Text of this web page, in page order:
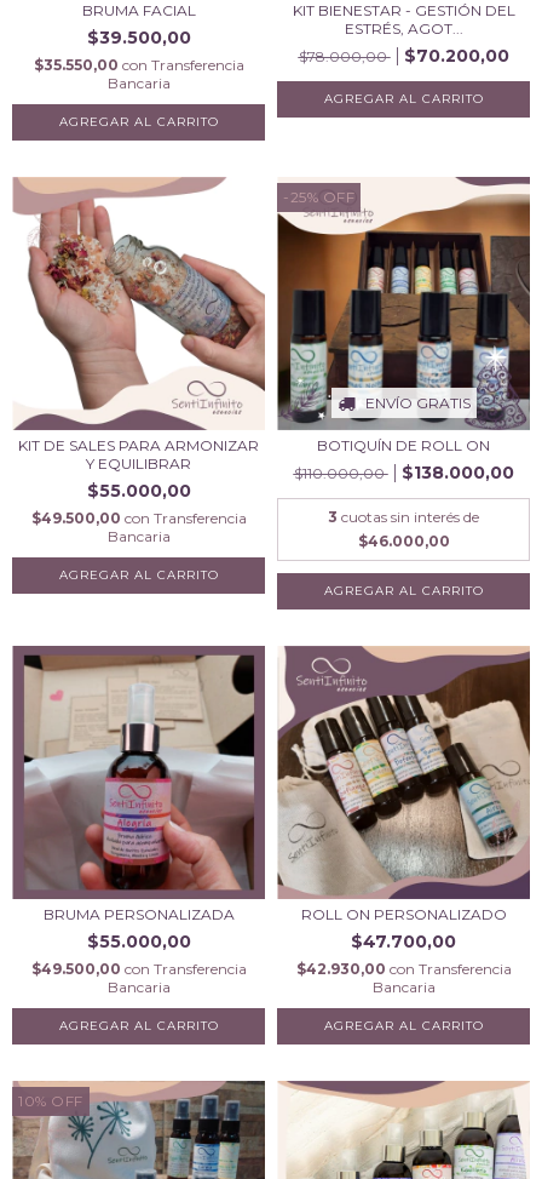
BRUMA FACIAL
$39.500,00
$35.550,00 con Transferencia
Bancaria
KIT BIENESTAR - GESTIÓN DEL
ESTRÉS, AGOT...
$78.000,00
$70.200,00
KIT DE SALES PARA ARMONIZAR
Y EQUILIBRAR
$55.000,00
$49.500,00 con Transferencia
Bancaria
-25% OFF
ENVÍO GRATIS
BOTIQUÍN DE ROLL ON
$110.000,00
$138.000,00
3 cuotas sin interés de
$46.000,00
AGREGAR AL CARRITO
BRUMA PERSONALIZADA
$55.000,00
$49.500,00 con Transferencia
Bancaria
ROLL ON PERSONALIZADO
$47.700,00
$42.930,00 con Transferencia
Bancaria
10% OFF